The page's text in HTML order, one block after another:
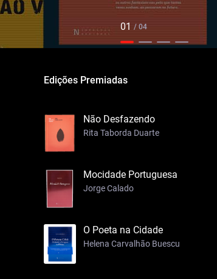
01 / 04
Edições Premiadas
Não Desfazendo
Rita Taborda Duarte
Mocidade Portuguesa
Jorge Calado
O Poeta na Cidade
Helena Carvalhão Buescu